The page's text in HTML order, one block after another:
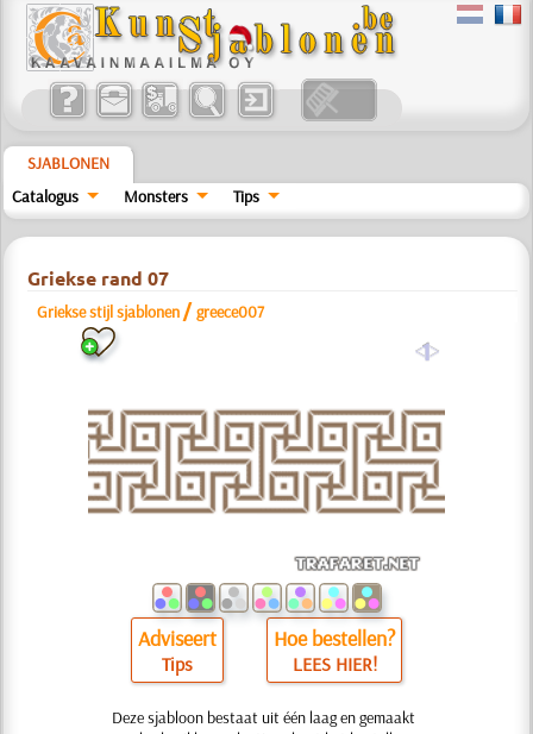
SJABLONEN
Catalogus
Monsters Tips
Griekse rand 07
Griekse stijl sjablonen /greece007
a
Adviseert
Tips
Hoe bestellen?
LEES HIER!
Deze sjabloon bestaat uit één laag en gemaakt